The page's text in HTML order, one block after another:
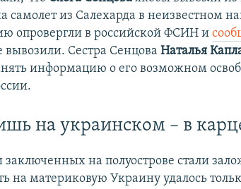
самолет из Салехарда в неизвестном
опровергли в российской ФСИН и
вывозили. Сестра СенцоваНаталья
информацию о его возможном
на украинском – в
заключенных на полуострове стали
на материковую Украину удалось